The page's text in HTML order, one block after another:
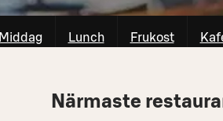
Middag Lunch Frukost
Närmaste